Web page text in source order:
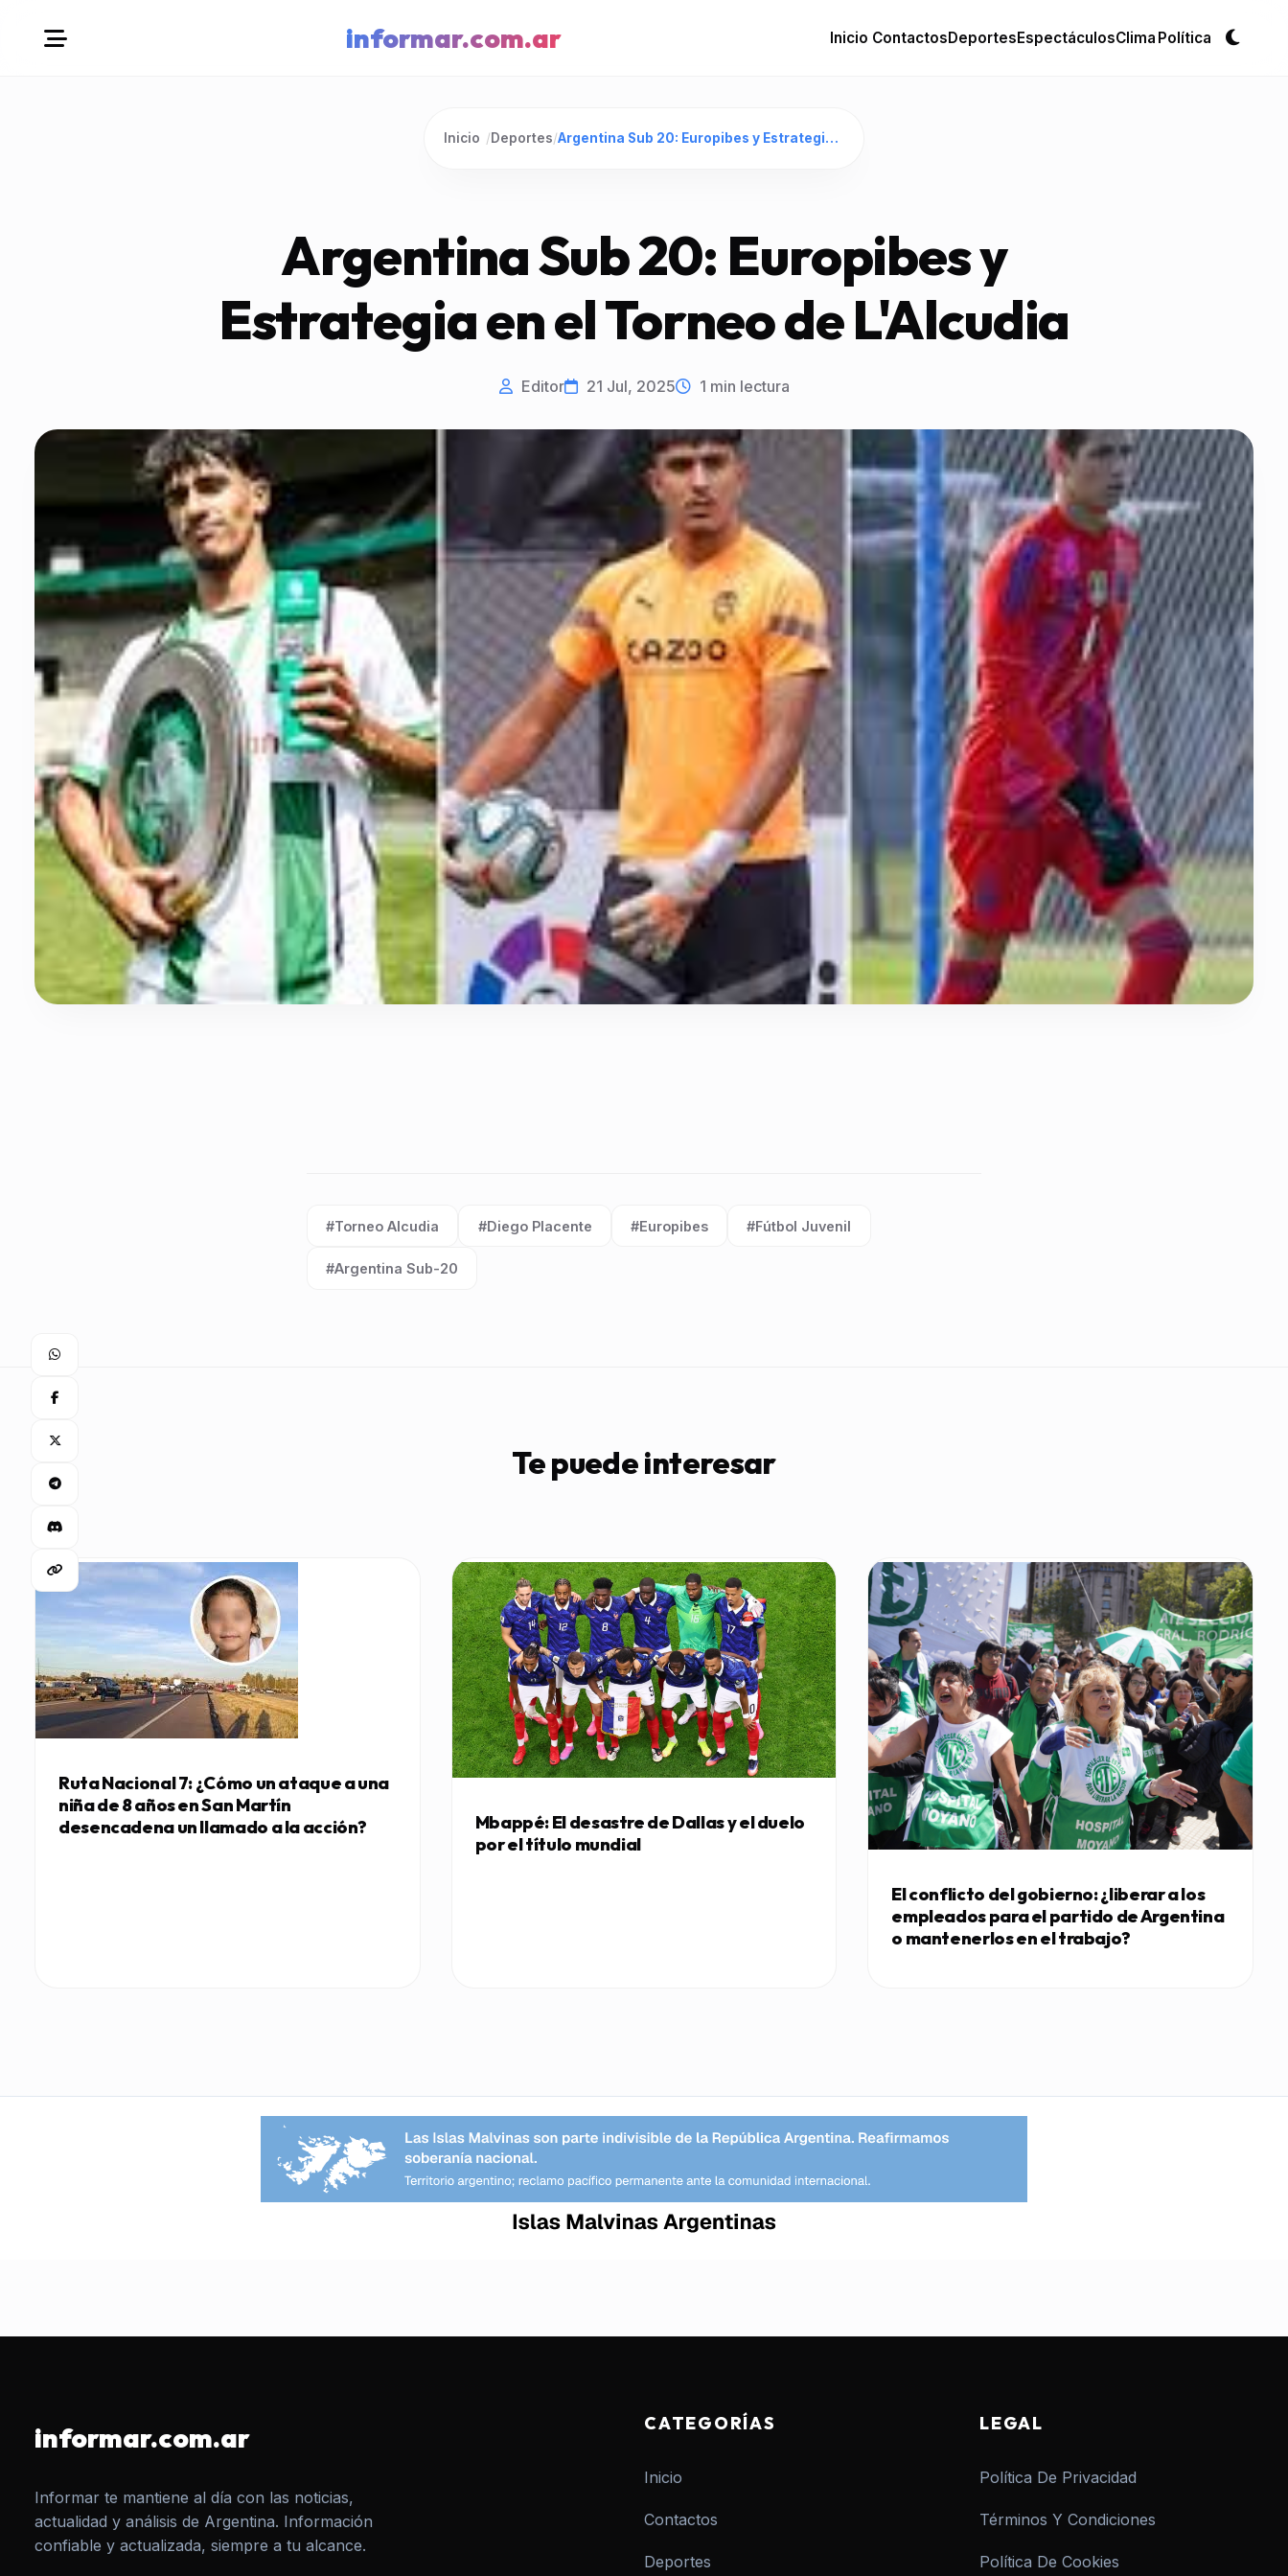
informar.com.ar Inicio ContactosDeportesEspectáculosClima Política
Inicio /Deportes/ Argentina Sub 20: Europibes y Estrategia en el Torneo de L'Alcudia
Argentina Sub 20: Europibes y
Estrategia en el Torneo de L'Alcudia
Editor 21 Jul, 2025 1 min lectura
Etiqueta:
#Torneo Alcudia
Etiqueta:
#Diego Placente
Etiqueta:
#Europibes
Etiqueta:
#Fútbol Juvenil
Etiqueta:
#Argentina Sub-20
Te puede interesar
Ruta Nacional 7: ¿Cómo un ataque a una
niña de 8 años en San Martín
desencadena un llamado a la acción?
Mbappé: El desastre de Dallas y el duelo
por el título mundial
El conflicto del gobierno: ¿liberar a los
empleados para el partido de Argentina
o mantenerlos en el trabajo?
informar.com.ar
Informar te mantiene al día con las noticias,
actualidad y análisis de Argentina. Información
confiable y actualizada, siempre a tu alcance.
CATEGORÍAS
Inicio
Contactos
Deportes
LEGAL
Política De Privacidad
Términos Y Condiciones
Política De Cookies